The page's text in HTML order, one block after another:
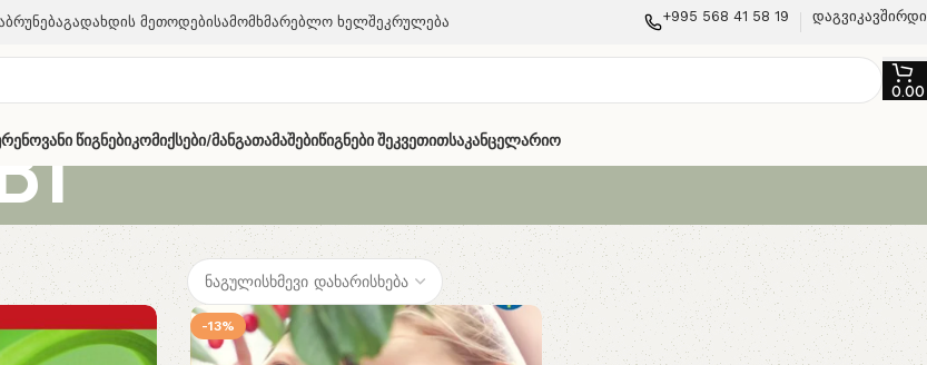
Გადახდის ᲛეთოდებიᲡამომხმარებლო Ხელშეკრულება +995 568 41 58 19
0.00
ᲬიგნებიᲙომიქსები/მანგაᲗამაშებიᲬიგნები ᲨეკვეთითᲡაკანცელარიო
-13%